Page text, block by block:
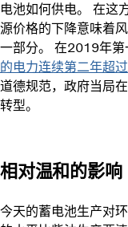
电池如何供电。 在这
源价格的下降意味着
一部分。 在2019年
的电力连续第二年超
道德规范，政府当局
转型。
相对温和的影响
今天的蓄电池生产对